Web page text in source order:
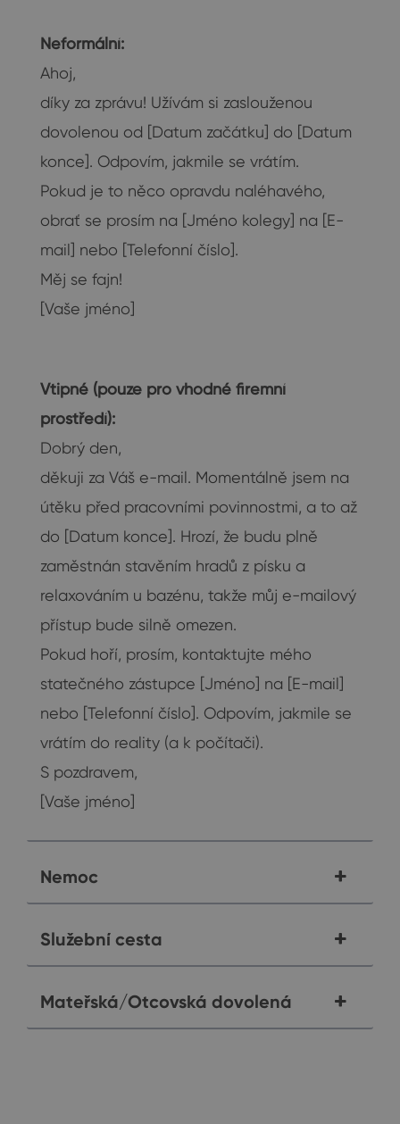
Neformální:
Ahoj,
díky za zprávu! Užívám si zaslouženou
dovolenou od [Datum začátku] do [Datum
konce]. Odpovím, jakmile se vrátím.
Pokud je to něco opravdu naléhavého,
obrať se prosím na [Jméno kolegy] na [E-
mail] nebo [Telefonní číslo].
Měj se fajn!
[Vaše jméno]
Vtipné (pouze pro vhodné firemní
prostředí):
Dobrý den,
děkuji za Váš e-mail. Momentálně jsem na
útěku před pracovními povinnostmi, a to až
do [Datum konce]. Hrozí, že budu plně
zaměstnán stavěním hradů z písku a
relaxováním u bazénu, takže můj e-mailový
přístup bude silně omezen.
Pokud hoří, prosím, kontaktujte mého
statečného zástupce [Jméno] na [E-mail]
nebo [Telefonní číslo]. Odpovím, jakmile se
vrátím do reality (a k počítači).
S pozdravem,
[Vaše jméno]
Nemoc
Služební cesta
Mateřská/Otcovská dovolená